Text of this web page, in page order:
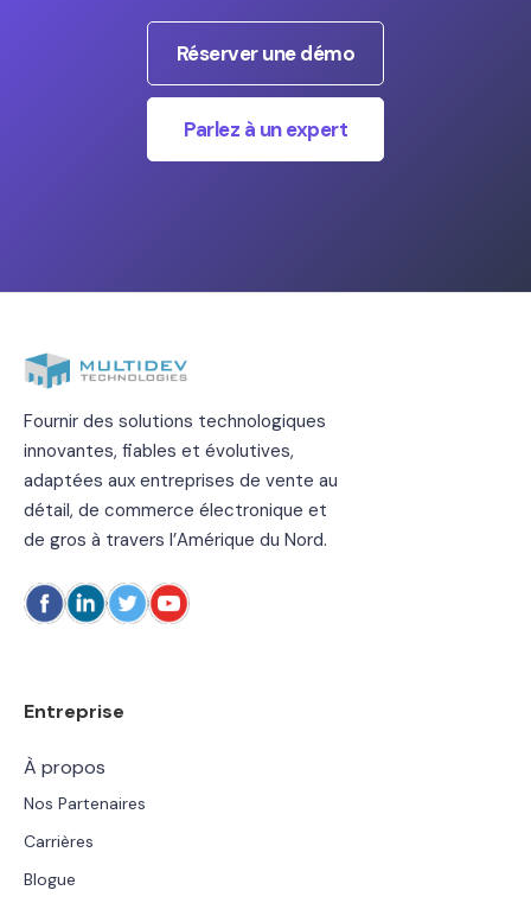
Réserver une démo
Parlez à un expert
Fournir des solutions technologiques
innovantes, fiables et évolutives,
adaptées aux entreprises de vente au
détail, de commerce électronique et
de gros à travers l’Amérique du Nord.
Entreprise
À propos
Nos Partenaires
Carrières
Blogue